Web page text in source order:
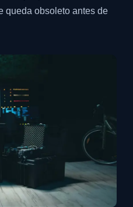
queda obsoleto antes de